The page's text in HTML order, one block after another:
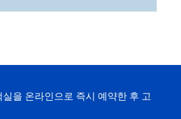
을 온라인으로 즉시 예약한 후 고